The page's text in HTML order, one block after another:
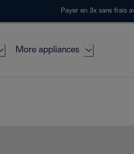
Payer en 3x sans frais
More appliances